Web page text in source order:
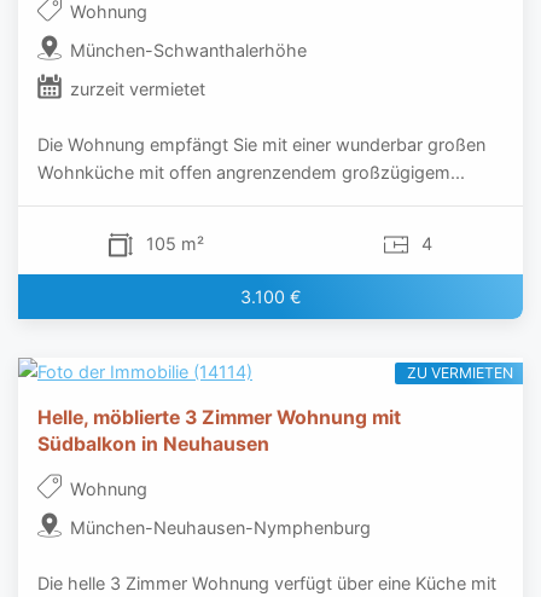
Wohnung
München-Schwanthalerhöhe
zurzeit vermietet
Die Wohnung empfängt Sie mit einer wunderbar großen
Wohnküche mit offen angrenzendem großzügigem...
105 m² 4
3.100 €
Helle, möblierte 3 Zimmer Wohnung mit
Südbalkon in Neuhausen
Wohnung
München-Neuhausen-Nymphenburg
Die helle 3 Zimmer Wohnung verfügt über eine Küche mit
ZU VERMIETEN